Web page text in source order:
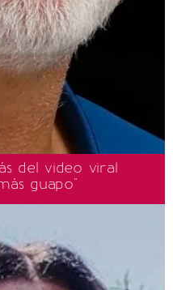
del video viral
guapo"